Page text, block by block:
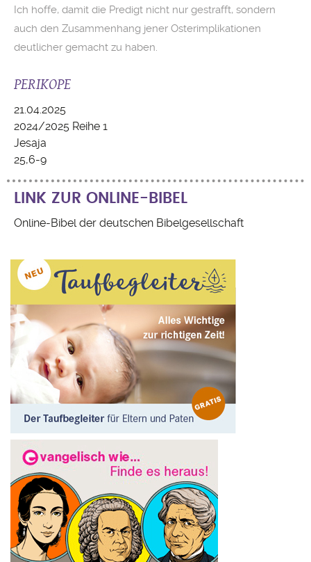
Ich hoffe, damit die Predigt nicht nur gestrafft, sondern
auch den Zusammenhang jener Osterimplikationen
deutlicher gemacht zu haben.
PERIKOPE
21.04.2025
2024/2025 Reihe 1
Jesaja
25,6-9
LINK ZUR ONLINE-BIBEL
Online-Bibel der deutschen Bibelgesellschaft